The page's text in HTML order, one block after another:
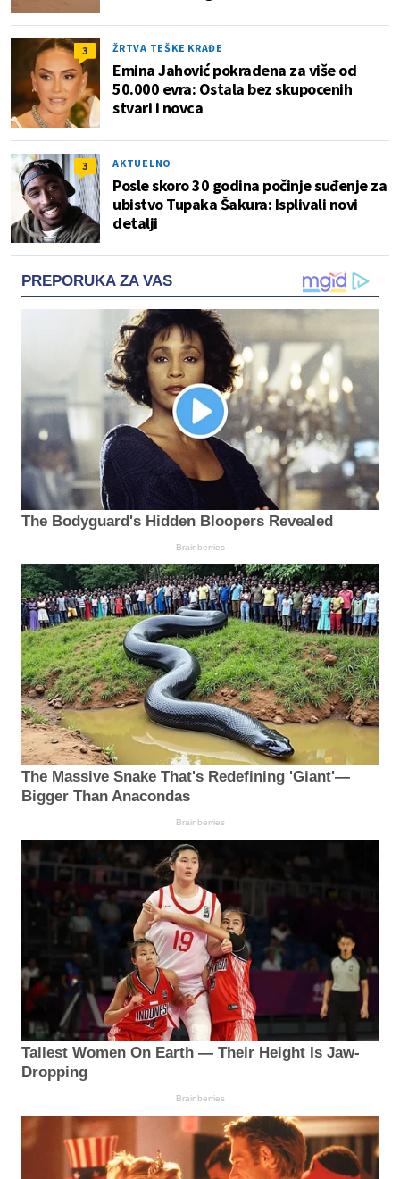
3 ŽRTVA TEŠKE KRAĐE
Emina Jahović pokradena za više od
50.000 evra: Ostala bez skupocenih
stvari i novca
3 AKTUELNO
Posle skoro 30 godina počinje suđenje za
ubistvo Tupaka Šakura: Isplivali novi
detalji
PREPORUKA ZA VAS
The Bodyguard's Hidden Bloopers Revealed
Brainberries
The Massive Snake That's Redefining 'Giant'—
Bigger Than Anacondas
Brainberries
Tallest Women On Earth — Their Height Is Jaw-
Dropping
Brainberries